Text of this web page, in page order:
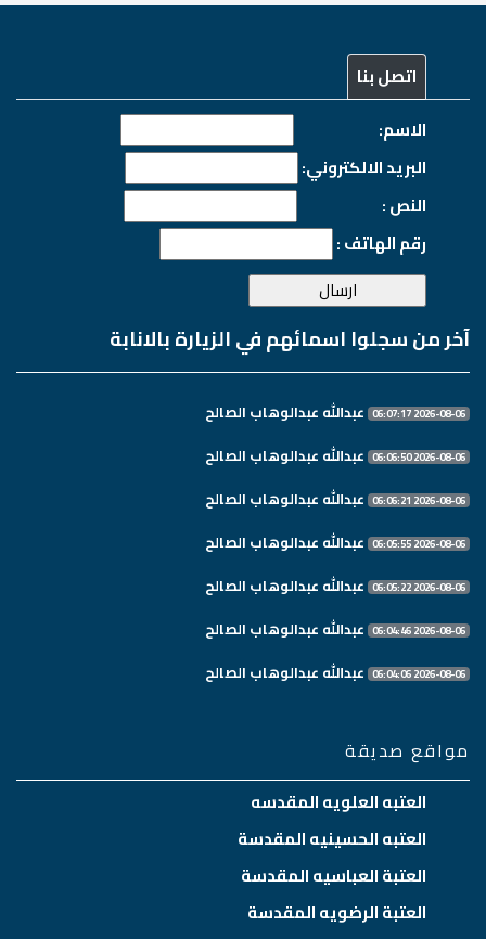
اتصل بنا
الاسم:
البريد الالكتروني:
النص :
رقم الهاتف :
آخر من سجلوا اسمائهم في الزيارة بالانابة
2026-08-06 06:07:17 عبدالله عبدالوهاب الصالح
2026-08-06 06:06:50 عبدالله عبدالوهاب الصالح
2026-08-06 06:06:21 عبدالله عبدالوهاب الصالح
2026-08-06 06:05:55 عبدالله عبدالوهاب الصالح
2026-08-06 06:05:22 عبدالله عبدالوهاب الصالح
2026-08-06 06:04:46 عبدالله عبدالوهاب الصالح
2026-08-06 06:04:06 عبدالله عبدالوهاب الصالح
مواقع صديقة
العتبه العلويه المقدسه
العتبه الحسينيه المقدسة
العتبة العباسيه المقدسة
العتبة الرضويه المقدسة